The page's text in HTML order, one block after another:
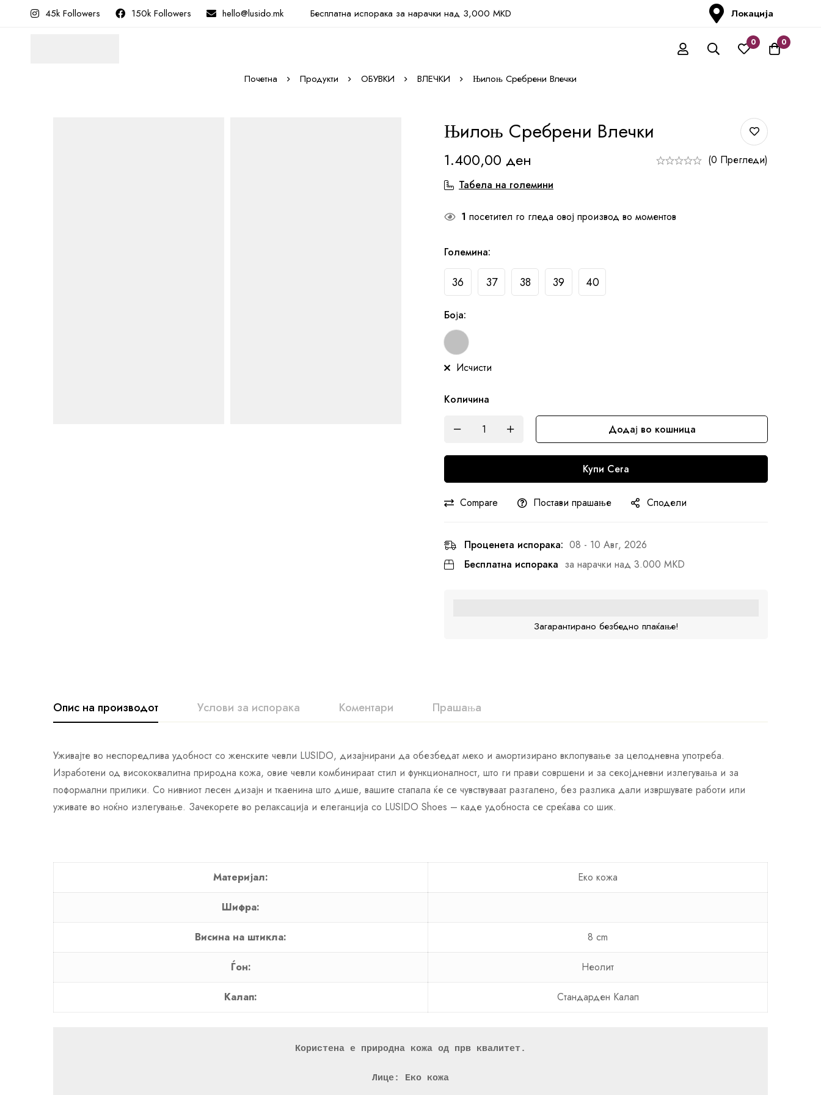
45k Followers 150k Followers hello@lusido.mk Бесплатна испорака за нарачки над 3,000 MKD Локација
0 0
Почетна Продукти ОБУВКИ ВЛЕЧКИ Њилоњ Сребрени Влечки
Њилоњ Сребрени Влечки
1.400,00 ден
(0 Прегледи)
Табела на големини
1 посетител го гледа овој производ во моментов
Големина:
36 37 38 39 40
Боја:
Исчисти
Количина
Додај во кошница
Купи Сега
Compare Постави прашање Сподели
Проценета испорака: 08 - 10 Авг, 2026
Бесплатна испорака за нарачки над 3.000 MKD
Загарантирано безбедно плаќање!
Опис на производот Услови за испорака Коментари Прашања
Уживајте во неспоредлива удобност со женските чевли LUSIDO, дизајнирани да обезбедат меко и амортизирано вклопување за целодневна употреба.
Изработени од висококвалитна природна кожа, овие чевли комбинираат стил и функционалност, што ги прави совршени и за секојдневни излегувања и за
поформални прилики. Со нивниот лесен дизајн и ткаенина што дише, вашите стапала ќе се чувствуваат разгалено, без разлика дали извршувате работи или
уживате во ноќно излегување. Зачекорете во релаксација и елеганција со LUSIDO Shoes – каде удобноста се среќава со шик.
Материјал: Еко кожа
Шифра:
Висина на штикла: 8 cm
Ѓон: Неолит
Калап: Стандарден Калап
Користена е природна кожа од прв квалитет.
Лице: Еко кожа